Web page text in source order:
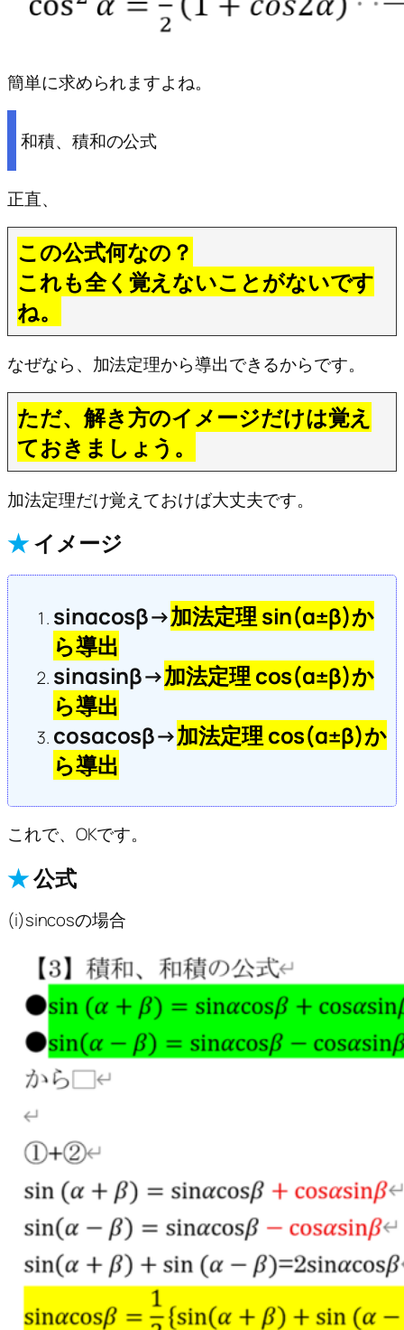
簡単に求められますよね。
和積、積和の公式
正直、
この公式何なの？
これも全く覚えないことがないです
ね。
なぜなら、加法定理から導出できるからです。
ただ、解き方のイメージだけは覚え
ておきましょう。
加法定理だけ覚えておけば大丈夫です。
★イメージ
sinαcosβ→加法定理 sin(α±β)か
ら導出
sinαsinβ→加法定理 cos(α±β)か
ら導出
cosαcosβ→加法定理 cos(α±β)か
ら導出
これで、OKです。
★公式
(i)sincosの場合